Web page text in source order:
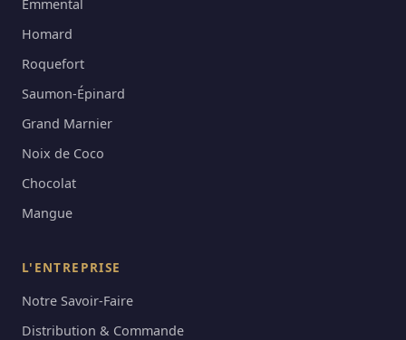
Emmental
Homard
Roquefort
Saumon-Épinard
Grand Marnier
Noix de Coco
Chocolat
Mangue
L'ENTREPRISE
Notre Savoir-Faire
Distribution & Commande